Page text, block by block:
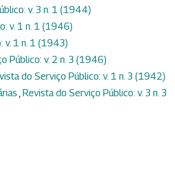
v. 3 n. 1 (1944)
v. 1 n. 1 (1946)
v. 1 n. 1 (1943)
Público: v. 2 n. 3 (1946)
do Serviço Público: v. 1 n. 3 (1942)
, Revista do Serviço Público: v. 3 n. 3